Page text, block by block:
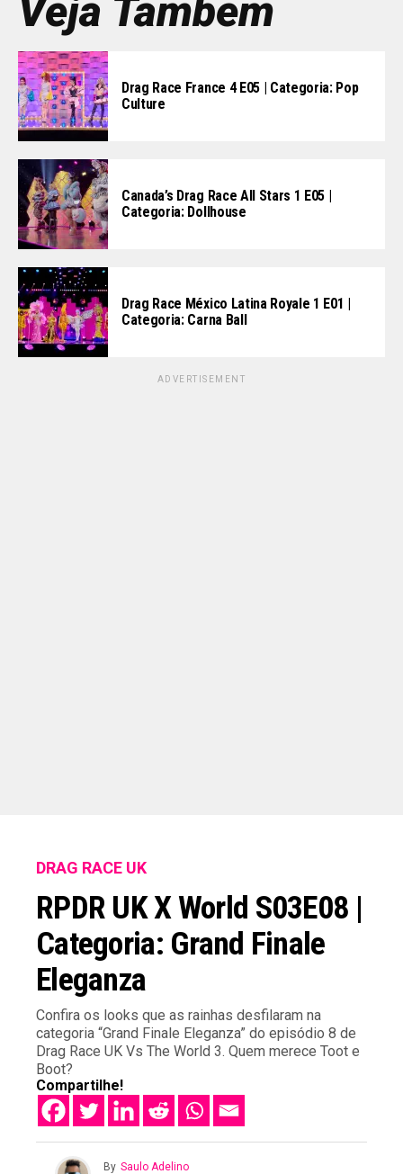
Veja Também
Drag Race France 4 E05 | Categoria: Pop
Culture
Canada’s Drag Race All Stars 1 E05 |
Categoria: Dollhouse
Drag Race México Latina Royale 1 E01 |
Categoria: Carna Ball
ADVERTISEMENT
DRAG RACE UK
RPDR UK X World S03E08 |
Categoria: Grand Finale
Eleganza
Confira os looks que as rainhas desfilaram na
categoria “Grand Finale Eleganza” do episódio 8 de
Drag Race UK Vs The World 3. Quem merece Toot e
Boot?
Compartilhe!
By Saulo Adelino